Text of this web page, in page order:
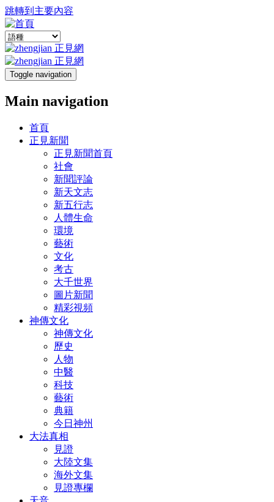
跳轉到主要內容
Toggle navigation
Main navigation
首頁
正見新聞
正見新聞首頁
社會
新聞評論
新天文志
新五行志
人體生命
環境
藝術
文化
考古
大千世界
圖片新聞
精彩視頻
神傳文化
神傳文化
歷史
人物
中醫
科技
藝術
典籍
今日神州
大法真相
見證
大陸文集
海外文集
見證專欄